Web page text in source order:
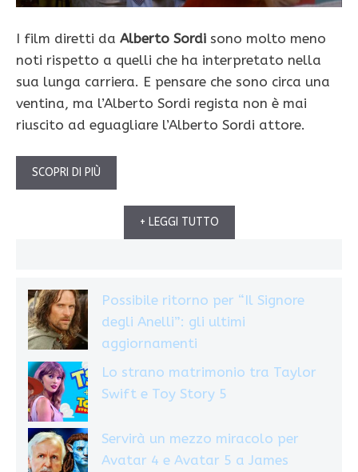
I film diretti da Alberto Sordi sono molto meno
noti rispetto a quelli che ha interpretato nella
sua lunga carriera. E pensare che sono circa una
ventina, ma l’Alberto Sordi regista non è mai
riuscito ad eguagliare l’Alberto Sordi attore.
SCOPRI DI PIÙ
+ LEGGI TUTTO
Possibile ritorno per “Il Signore
degli Anelli”: gli ultimi
aggiornamenti
Lo strano matrimonio tra Taylor
Swift e Toy Story 5
Servirà un mezzo miracolo per
Avatar 4 e Avatar 5 a James